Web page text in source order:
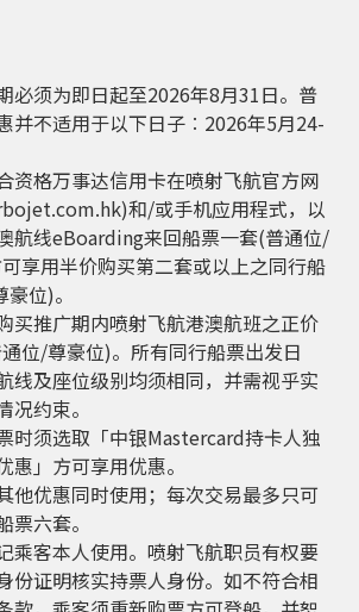
必须为即日起至2026年8月31日。普
并不适用于以下日子︰2026年5月24-
资格万事达信用卡在喷射飞航官方网
和/或手机应用程式，以
航线eBoarding来回船票一套(普通位/
享用半价购买第二套或以上之同行船
位)。
买推广期内喷射飞航港澳航班之正价
位/尊豪位)。所有同行船票出发日
线及座位级别均须相同，并需视乎实
况约束。
时须选取「中银Mastercard持卡人独
惠」方可享用优惠。
他优惠同时使用；每次交易最多只可
票六套。
乘客本人使用。喷射飞航职员有权要
份证明核实持票人身份。如不符合相